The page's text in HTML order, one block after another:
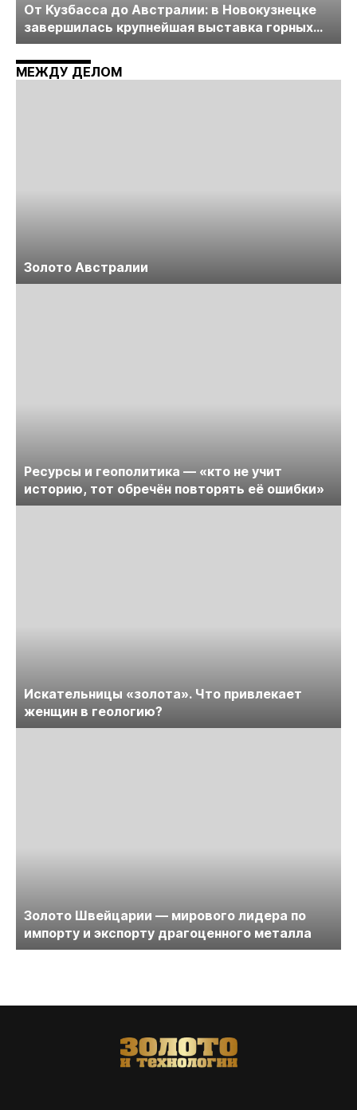
От Кузбасса до Австралии: в Новокузнецке
завершилась крупнейшая выставка горных
технологий «Недра России. Уголь России и
Майнинг»
МЕЖДУ ДЕЛОМ
Золото Австралии
Ресурсы и геополитика — «кто не учит
историю, тот обречён повторять её ошибки»
Искательницы «золота». Что привлекает
женщин в геологию?
Золото Швейцарии — мирового лидера по
импорту и экспорту драгоценного металла